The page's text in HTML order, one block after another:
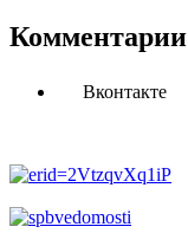
Комментарии
Вконтакте